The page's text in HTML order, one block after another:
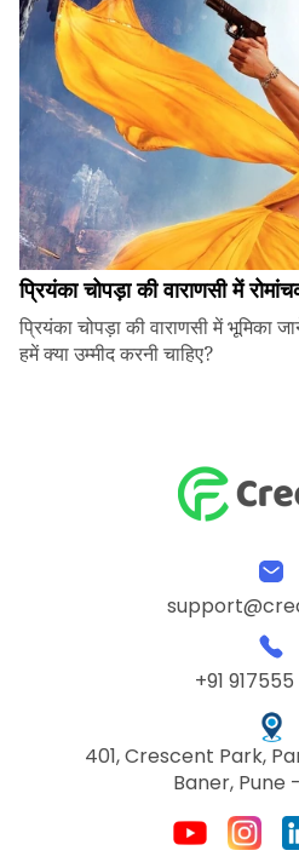
प्रियंका चोपड़ा की वाराणसी में
प्रियंका चोपड़ा की वाराणसी में भूमिका
हमें क्या उम्मीद करनी चाहिए?
+91
401, Crescent Park,
Baner, Pune